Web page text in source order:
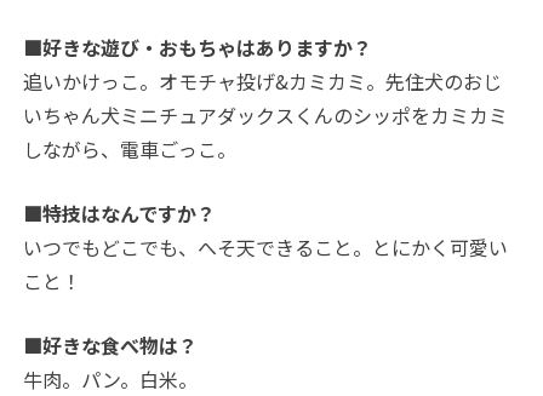
■好きな遊び・おもちゃはありますか？
追いかけっこ。オモチャ投げ&カミカミ。先住犬のおじ
いちゃん犬ミニチュアダックスくんのシッポをカミカミ
しながら、電車ごっこ。
■特技はなんですか？
いつでもどこでも、へそ天できること。とにかく可愛い
こと！
■好きな食べ物は？
牛肉。パン。白米。